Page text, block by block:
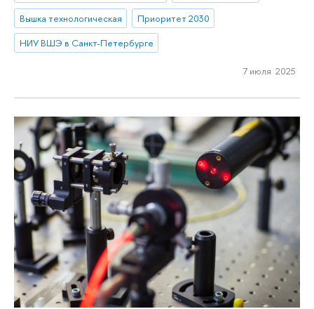
Вышка технологическая
Приоритет 2030
НИУ ВШЭ в Санкт-Петербурге
7 июля 2025